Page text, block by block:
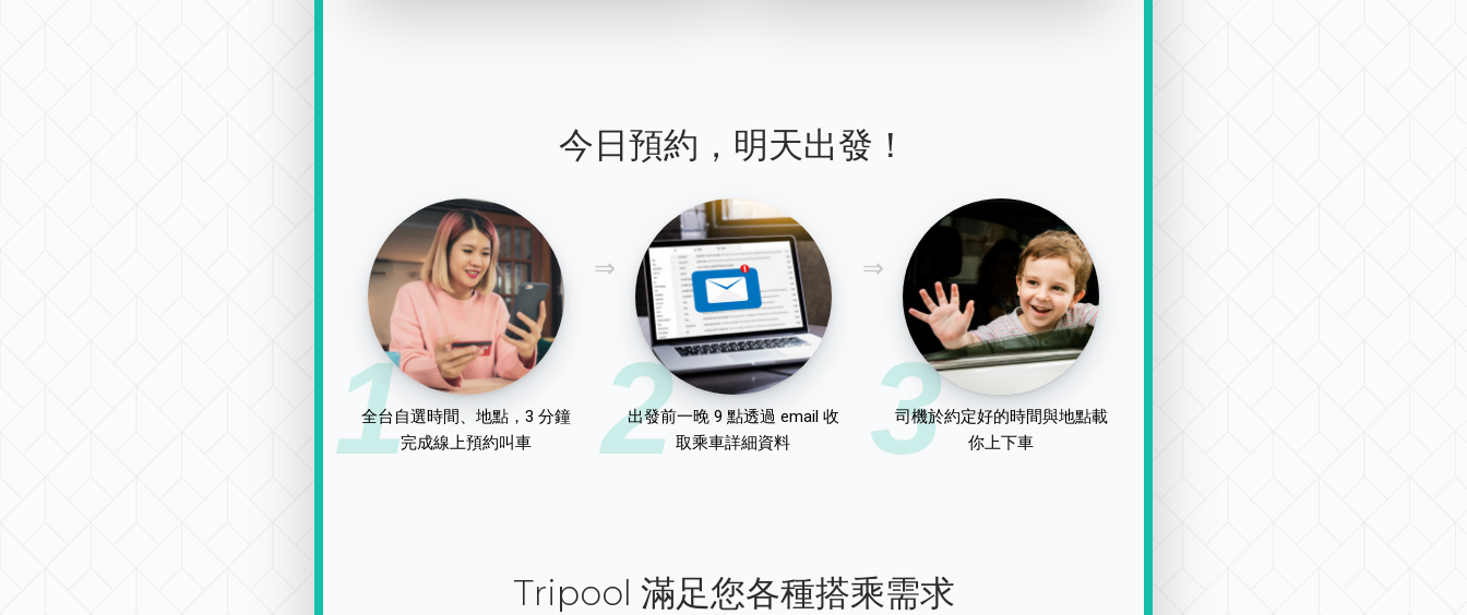
今日預約，明天出發！
1
全台自選時間、地點，3 分鐘
完成線上預約叫車
2
出發前一晚 9 點透過 email 收
取乘車詳細資料
3
司機於約定好的時間與地點載
你上下車
Tripool 滿足您各種搭乘需求